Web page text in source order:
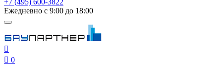
+7 (495) 600-3822
Ежедневно с 9:00 до 18:00

 0